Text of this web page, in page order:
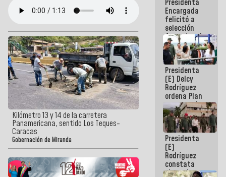
Kilómetro 13 y 14 de la carretera
Panamericana, sentido Los Teques-
Caracas
Gobernación de Miranda
Presidenta
Encargada
felicitó a
selección
femenina de
baloncesto
por su
clasificación
a la
AmeriCup
2027
Presidenta
(E) Delcy
Rodríguez
ordena Plan
maestro de
desarrollo
logístico y
turístico
para La
Guaira
Presidenta
(E)
Rodríguez
constata
obras de